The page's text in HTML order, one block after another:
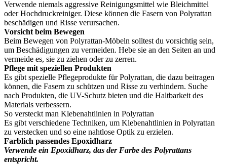
Verwende niemals aggressive Reinigungsmittel wie Bleichmittel
oder Hochdruckreiniger. Diese können die Fasern von Polyrattan
beschädigen und Risse verursachen.
Vorsicht beim Bewegen
Beim Bewegen von Polyrattan-Möbeln solltest du vorsichtig sein,
um Beschädigungen zu vermeiden. Hebe sie an den Seiten an und
vermeide es, sie zu ziehen oder zu zerren.
Pflege mit speziellen Produkten
Es gibt spezielle Pflegeprodukte für Polyrattan, die dazu beitragen
können, die Fasern zu schützen und Risse zu verhindern. Suche
nach Produkten, die UV-Schutz bieten und die Haltbarkeit des
Materials verbessern.
So versteckt man Klebenahtlinien in Polyrattan
Es gibt verschiedene Techniken, um Klebenahtlinien in Polyrattan
zu verstecken und so eine nahtlose Optik zu erzielen.
Farblich passendes Epoxidharz
Verwende ein Epoxidharz, das der Farbe des Polyrattans
entspricht.